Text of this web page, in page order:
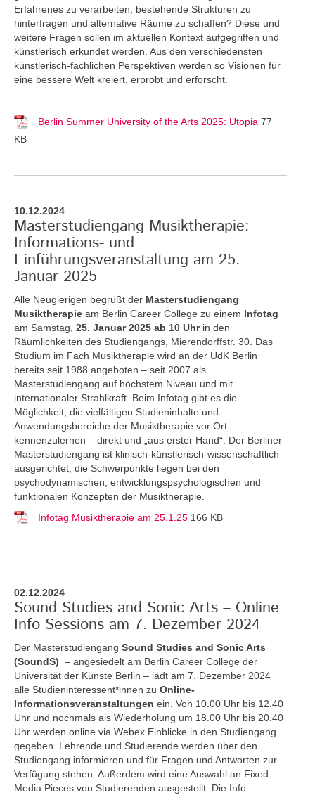
Erfahrenes zu verarbeiten, bestehende Strukturen zu
hinterfragen und alternative Räume zu schaffen? Diese und
weitere Fragen sollen im aktuellen Kontext aufgegriffen und
künstlerisch erkundet werden. Aus den verschiedensten
künstlerisch-fachlichen Perspektiven werden so Visionen für
eine bessere Welt kreiert, erprobt und erforscht.
Berlin Summer University of the Arts 2025: Utopia 77
KB
10.12.2024
Masterstudiengang Musiktherapie:
Informations- und
Einführungsveranstaltung am 25.
Januar 2025
Alle Neugierigen begrüßt der Masterstudiengang
Musiktherapie am Berlin Career College zu einem Infotag
am Samstag, 25. Januar 2025 ab 10 Uhrin den
Räumlichkeiten des Studiengangs, Mierendorffstr. 30. Das
Studium im Fach Musiktherapie wird an der UdK Berlin
bereits seit 1988 angeboten – seit 2007 als
Masterstudiengang auf höchstem Niveau und mit
internationaler Strahlkraft. Beim Infotag gibt es die
Möglichkeit, die vielfältigen Studieninhalte und
Anwendungsbereiche der Musiktherapie vor Ort
kennenzulernen – direkt und „aus erster Hand“. Der Berliner
Masterstudiengang ist klinisch-künstlerisch-wissenschaftlich
ausgerichtet; die Schwerpunkte liegen bei den
psychodynamischen, entwicklungspsychologischen und
funktionalen Konzepten der Musiktherapie.
Infotag Musiktherapie am 25.1.25 166 KB
02.12.2024
Sound Studies and Sonic Arts – Online
Info Sessions am 7. Dezember 2024
Der Masterstudiengang Sound Studies and Sonic Arts
(SoundS) – angesiedelt am Berlin Career College der
Universität der Künste Berlin – lädt am 7. Dezember 2024
alle Studieninteressent*innen zu Online-
Informationsveranstaltungen ein. Von 10.00 Uhr bis 12.40
Uhr und nochmals als Wiederholung um 18.00 Uhr bis 20.40
Uhr werden online via Webex Einblicke in den Studiengang
gegeben. Lehrende und Studierende werden über den
Studiengang informieren und für Fragen und Antworten zur
Verfügung stehen. Außerdem wird eine Auswahl an Fixed
Media Pieces von Studierenden ausgestellt. Die Info